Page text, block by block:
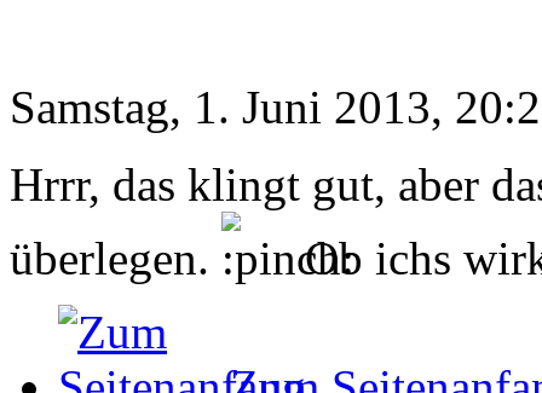
Samstag, 1. Juni 2013,
Hrrr, das klingt gut, aber
überlegen.
Ob ichs